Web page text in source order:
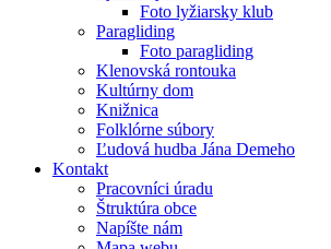
Foto lyžiarsky klub
Paragliding
Foto paragliding
Klenovská rontouka
Kultúrny dom
Knižnica
Folklórne súbory
Ľudová hudba Jána Demeho
Kontakt
Pracovníci úradu
Štruktúra obce
Napíšte nám